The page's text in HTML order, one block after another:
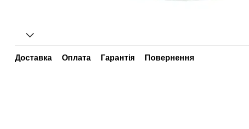
Доставка Оплата Гарантія Повернення